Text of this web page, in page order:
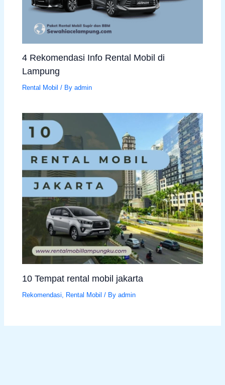
4 Rekomendasi Info Rental Mobil di
Lampung
Rental Mobil / Byadmin
10 Tempat rental mobil jakarta
Rekomendasi Rental Mobil / Byadmin